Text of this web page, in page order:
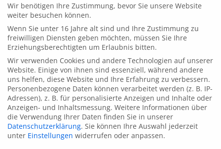
Wir benötigen Ihre Zustimmung, bevor Sie unsere Website
weiter besuchen können.
Wenn Sie unter 16 Jahre alt sind und Ihre Zustimmung zu
freiwilligen Diensten geben möchten, müssen Sie Ihre
Erziehungsberechtigten um Erlaubnis bitten.
Wir verwenden Cookies und andere Technologien auf unserer
Website. Einige von ihnen sind essenziell, während andere
uns helfen, diese Website und Ihre Erfahrung zu verbessern.
Personenbezogene Daten können verarbeitet werden (z. B. IP-
Adressen), z. B. für personalisierte Anzeigen und Inhalte oder
Anzeigen- und Inhaltsmessung. Weitere Informationen über
die Verwendung Ihrer Daten finden Sie in unserer
Datenschutzerklärung. Sie können Ihre Auswahl jederzeit
unter Einstellungen widerrufen oder anpassen.